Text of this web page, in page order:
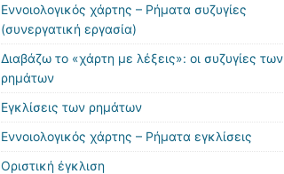
Εννοιολογικός χάρτης – Ρήματα συζυγίες
(συνεργατική εργασία)
Διαβάζω το «χάρτη με λέξεις»: οι συζυγίες των
ρημάτων
Εγκλίσεις των ρημάτων
Εννοιολογικός χάρτης – Ρήματα εγκλίσεις
Οριστική έγκλιση